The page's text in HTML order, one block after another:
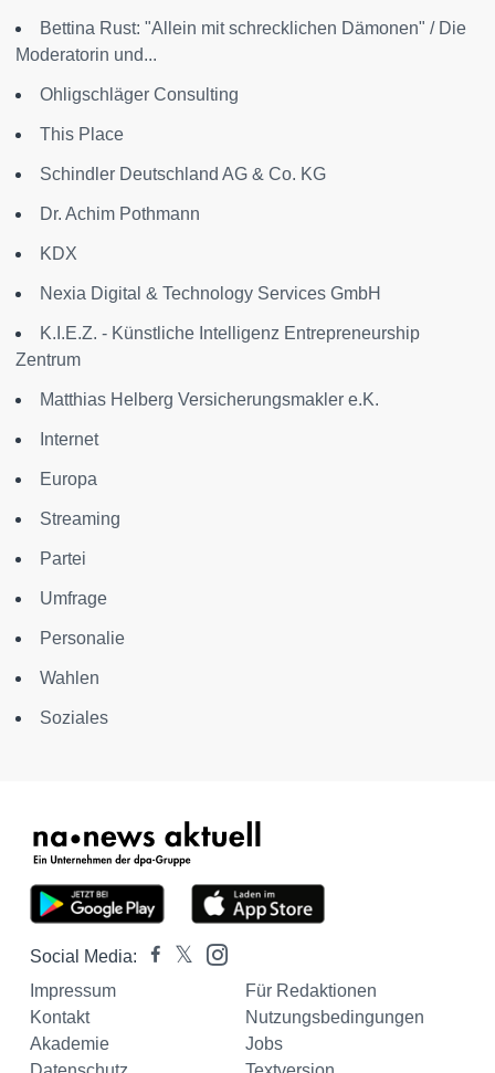
Bettina Rust: "Allein mit schrecklichen Dämonen" / Die
Moderatorin und...
Ohligschläger Consulting
This Place
Schindler Deutschland AG & Co. KG
Dr. Achim Pothmann
KDX
Nexia Digital & Technology Services GmbH
K.I.E.Z. - Künstliche Intelligenz Entrepreneurship
Zentrum
Matthias Helberg Versicherungsmakler e.K.
Internet
Europa
Streaming
Partei
Umfrage
Personalie
Wahlen
Soziales
Social Media:
Impressum
Für Redaktionen
Kontakt
Nutzungsbedingungen
Akademie
Jobs